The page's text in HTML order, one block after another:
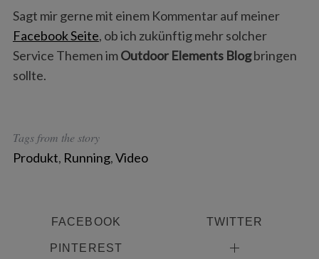
Sagt mir gerne mit einem Kommentar auf meiner
Facebook Seite, ob ich zukünftig mehr solcher
Service Themen imOutdoor Elements Blogbringen
sollte.
Tags from the story
Produkt, Running,Video
FACEBOOK TWITTER
PINTEREST